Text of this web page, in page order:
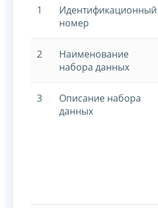
1
Идентификационный
номер
2
Наименование
набора данных
3
Описание набора
данных